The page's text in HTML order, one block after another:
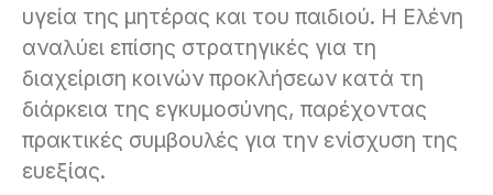
υγεία της μητέρας και του παιδιού. Η Ελένη
αναλύει επίσης στρατηγικές για τη
διαχείριση κοινών προκλήσεων κατά τη
διάρκεια της εγκυμοσύνης, παρέχοντας
πρακτικές συμβουλές για την ενίσχυση της
ευεξίας.